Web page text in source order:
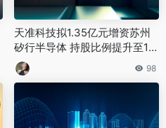
天准科技拟1.35亿元增资苏州
矽行半导体 持股比例提升至17.
03%
98